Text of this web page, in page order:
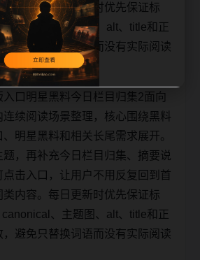
类内容。每日更新时优先保证标
、主题图、alt、title和正
避免只替换词语而没有实际阅读
口明星黑料今日栏目归集2面向
续阅读场景整理，核心围绕黑料
明星黑料和相关长尾需求展开。
题，再补充今日栏目归集、摘要说
点击入口，让用户不用反复回到首
类内容。每日更新时优先保证标
、主题图、alt、title和正
避免只替换词语而没有实际阅读